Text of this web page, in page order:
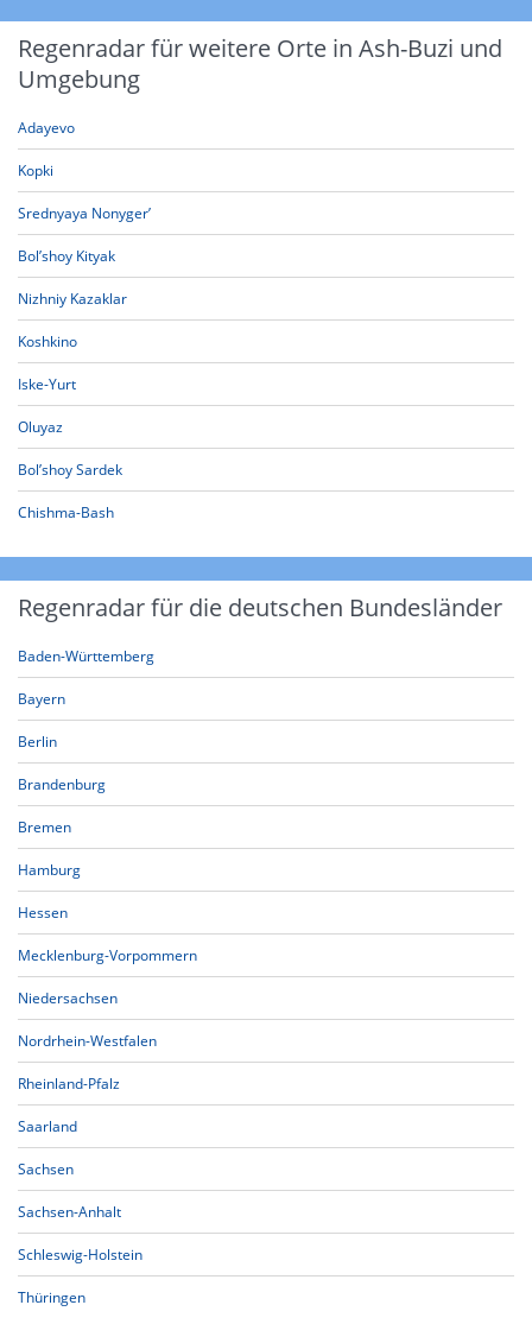
Regenradar für weitere Orte in Ash-Buzi und
Umgebung
Adayevo
Kopki
Srednyaya Nonyger’
Bol’shoy Kityak
Nizhniy Kazaklar
Koshkino
Iske-Yurt
Oluyaz
Bol’shoy Sardek
Chishma-Bash
Regenradar für die deutschen Bundesländer
Baden-Württemberg
Bayern
Berlin
Brandenburg
Bremen
Hamburg
Hessen
Mecklenburg-Vorpommern
Niedersachsen
Nordrhein-Westfalen
Rheinland-Pfalz
Saarland
Sachsen
Sachsen-Anhalt
Schleswig-Holstein
Thüringen